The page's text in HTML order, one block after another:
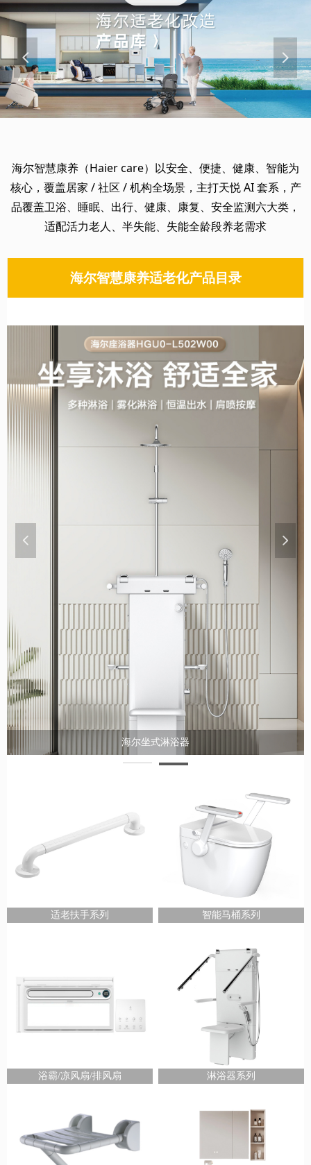
海尔智慧康养（Haier care）以安全、便捷、健康、智能为
核心，覆盖居家 / 社区 / 机构全场景，主打天悦 AI 套系，产
品覆盖卫浴、睡眠、出行、健康、康复、安全监测六大类，
适配活力老人、半失能、失能全龄段养老需求
海尔智慧康养适老化产品目录
海尔扶手智能马桶
넳 넲
适老扶手系列 智能马桶系列
浴霸/凉风扇/排风扇 淋浴器系列
넳 넲